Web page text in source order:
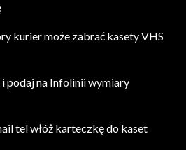
kurier może zabrać kasety VHS
podaj na Infolinii wymiary
tel włóż karteczkę do kaset